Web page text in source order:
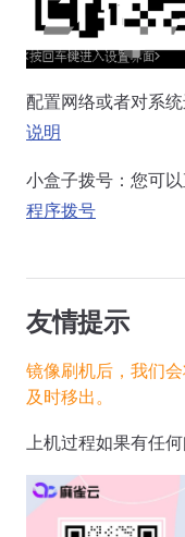
配置网络或者对系
说明
小盒子拨号：您可
程序拨号
友情提示
镜像刷机后，我们
及时移出。
上机过程如果有任何